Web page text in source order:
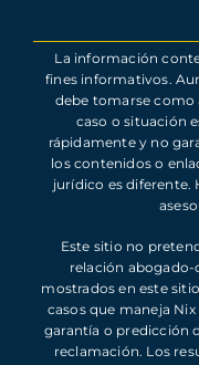
La información
fines informativos.
debe tomarse como
caso o situación
rápidamente y no
los contenidos o
jurídico es diferente.
Este sitio no
relación
mostrados en este
casos que maneja
garantía o predicción
reclamación. Los